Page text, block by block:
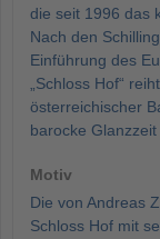
die seit 1996 das
Nach den
Einführung des
„Schloss Hof“
österreichischer
barocke
Motiv
Die von Andreas
Schloss Hof mit